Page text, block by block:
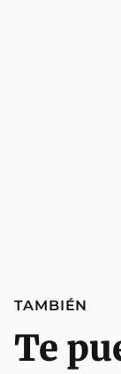
TAMBIÉN
Te